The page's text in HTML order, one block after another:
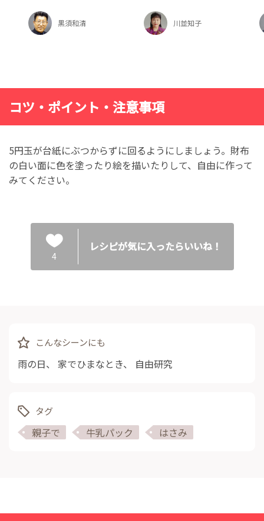
黒須和清 川並知子
コツ・ポイント・注意事項
5円玉が台紙にぶつからずに回るようにしましょう。財布
の白い面に色を塗ったり絵を描いたりして、自由に作って
みてください。
4
レシピが気に入ったらいいね！
こんなシーンにも
雨の日、 家でひまなとき、 自由研究
タグ
親子で 牛乳パック はさみ